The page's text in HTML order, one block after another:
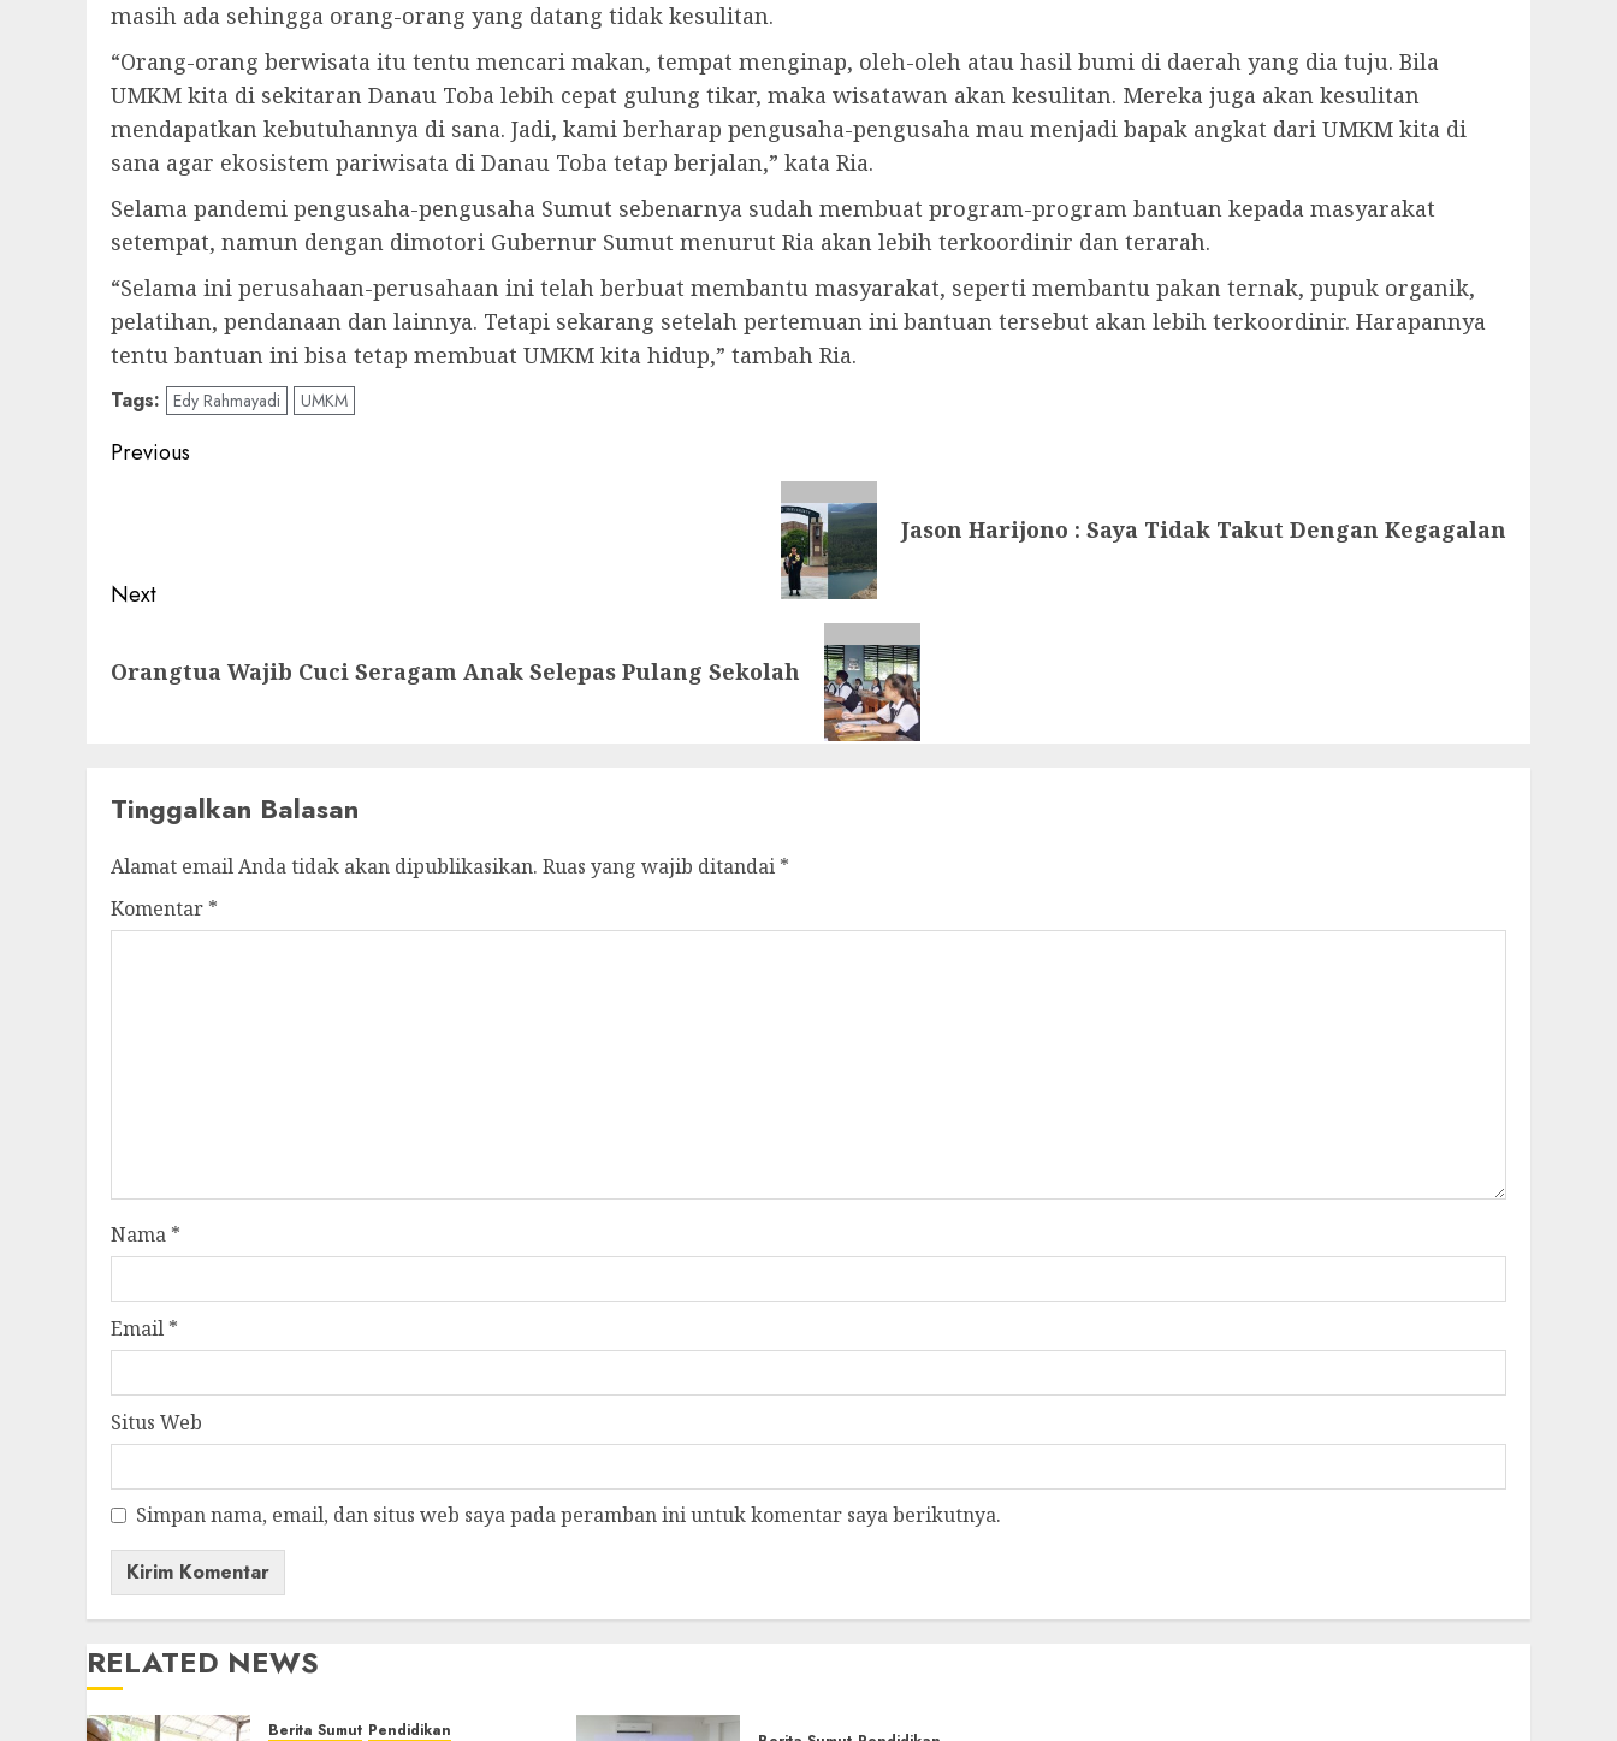
masih ada sehingga orang-orang yang datang tidak kesulitan.
“Orang-orang berwisata itu tentu mencari makan, tempat menginap, oleh-oleh atau hasil bumi di daerah yang dia tuju. Bila
UMKM kita di sekitaran Danau Toba lebih cepat gulung tikar, maka wisatawan akan kesulitan. Mereka juga akan kesulitan
mendapatkan kebutuhannya di sana. Jadi, kami berharap pengusaha-pengusaha mau menjadi bapak angkat dari UMKM kita di
sana agar ekosistem pariwisata di Danau Toba tetap berjalan,” kata Ria.
Selama pandemi pengusaha-pengusaha Sumut sebenarnya sudah membuat program-program bantuan kepada masyarakat
setempat, namun dengan dimotori Gubernur Sumut menurut Ria akan lebih terkoordinir dan terarah.
“Selama ini perusahaan-perusahaan ini telah berbuat membantu masyarakat, seperti membantu pakan ternak, pupuk organik,
pelatihan, pendanaan dan lainnya. Tetapi sekarang setelah pertemuan ini bantuan tersebut akan lebih terkoordinir. Harapannya
tentu bantuan ini bisa tetap membuat UMKM kita hidup,” tambah Ria.
Tags: Edy Rahmayadi UMKM
Post
Previous
Jason Harijono : Saya Tidak Takut Dengan Kegagalan
Next
post:
Orangtua Wajib Cuci Seragam Anak Selepas Pulang Sekolah
Tinggalkan Balasan
Alamat email Anda tidak akan dipublikasikan. Ruas yang wajib ditandai *
Komentar *
Nama *
Email *
Situs Web
Simpan nama, email, dan situs web saya pada peramban ini untuk komentar saya berikutnya.
RELATED NEWS
Berita Sumut Pendidikan